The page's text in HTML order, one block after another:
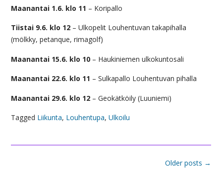
Maanantai 1.6. klo 11 – Koripallo
Tiistai 9.6. klo 12 – Ulkopelit Louhentuvan takapihalla
(mölkky, petanque, rimagolf)
Maanantai 15.6. klo 10 – Haukiniemen ulkokuntosali
Maanantai 22.6. klo 11 – Sulkapallo Louhentuvan pihalla
Maanantai 29.6. klo 12 – Geokätköily (Luuniemi)
Tagged Liikunta, Louhentupa, Ulkoilu
Older posts →